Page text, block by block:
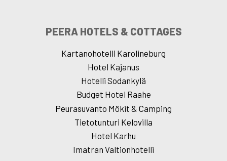
PEERA HOTELS & COTTAGES
Kartanohotelli Karolineburg
Hotel Kajanus
Hotelli Sodankylä
Budget Hotel Raahe
Peurasuvanto Mökit & Camping
Tietotunturi Kelovilla
Hotel Karhu
Imatran Valtionhotelli